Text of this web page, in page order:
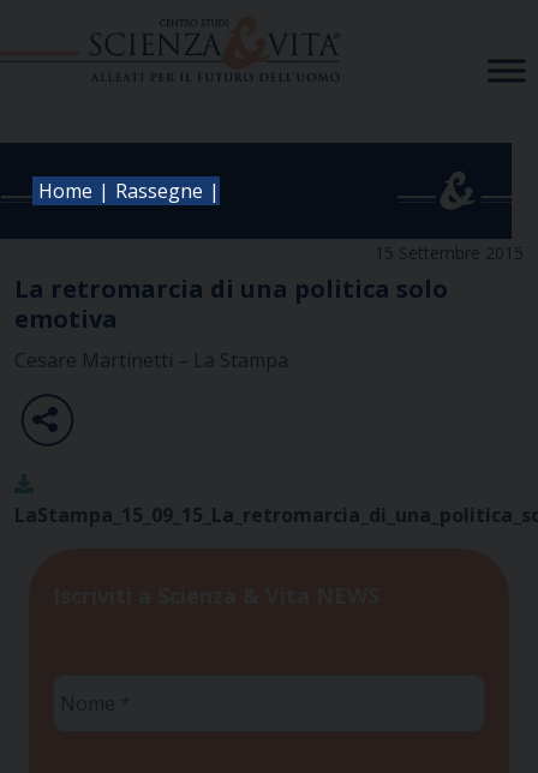
Home | Rassegne |
15 Settembre 2015
La retromarcia di una politica solo
emotiva
Cesare Martinetti – La Stampa